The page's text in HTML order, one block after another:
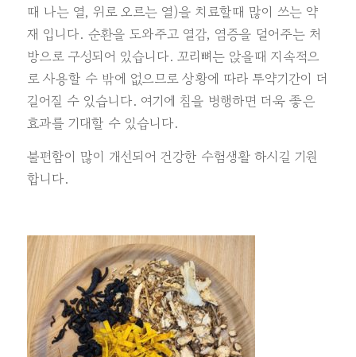
때 나는 열, 위로 오르는 열)을 치료할때 많이 쓰는 약
재 입니다. 순환을 도와주고 열감, 염증을 덜어주는 처
방으로 구성되어 있습니다. 꼬리뼈는 앉을때 지속적으
로 사용할 수 밖에 없으므로 상황에 따라 투약기간이 더
길어질 수 있습니다. 여기에 침을 병행하면 더욱 좋은
효과를 기대할 수 있습니다.
불편함이 많이 개선되어 건강한 수험생활 하시길 기원
합니다.